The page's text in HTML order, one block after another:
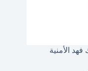
الأمنية